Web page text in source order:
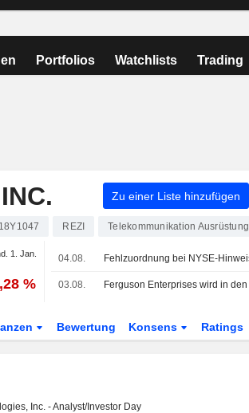
Portfolios Watchlists Trading
Zu einer Liste hinzufügen
REZI Telekommunikation Ausrüstung
1. Jan.
%
04.08.
03.08.
Bewertung Konsens Ratings
Inc. - Analyst/Investor Day